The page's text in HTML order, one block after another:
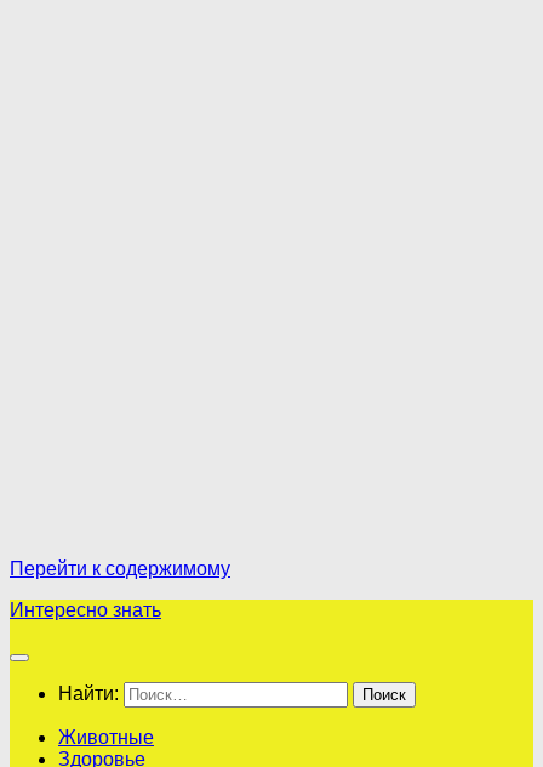
Перейти к содержимому
Интересно знать
Найти:
Животные
Здоровье